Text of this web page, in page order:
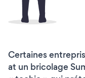
Certaines
at un bricolage